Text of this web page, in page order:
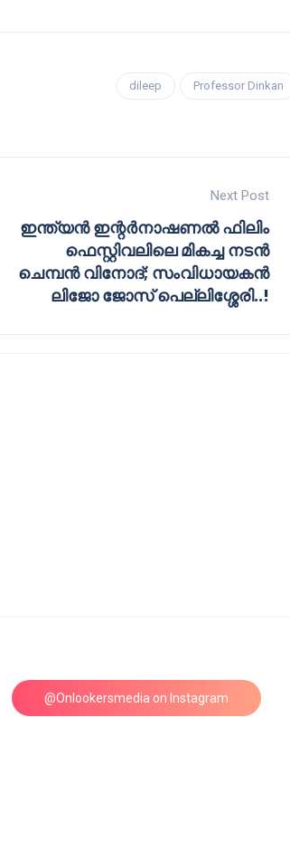
dileep
Professor Dinkan
Next Post
ഇന്ത്യൻ ഇന്റർനാഷണൽ ഫിലിം
ഫെസ്റ്റിവലിലെ മികച്ച നടൻ
ചെമ്പൻ വിനോദ്; സംവിധായകൻ
ലിജോ ജോസ് പെല്ലിശ്ശേരി..!
@Onlookersmedia on Instagram
Follow on Instagram